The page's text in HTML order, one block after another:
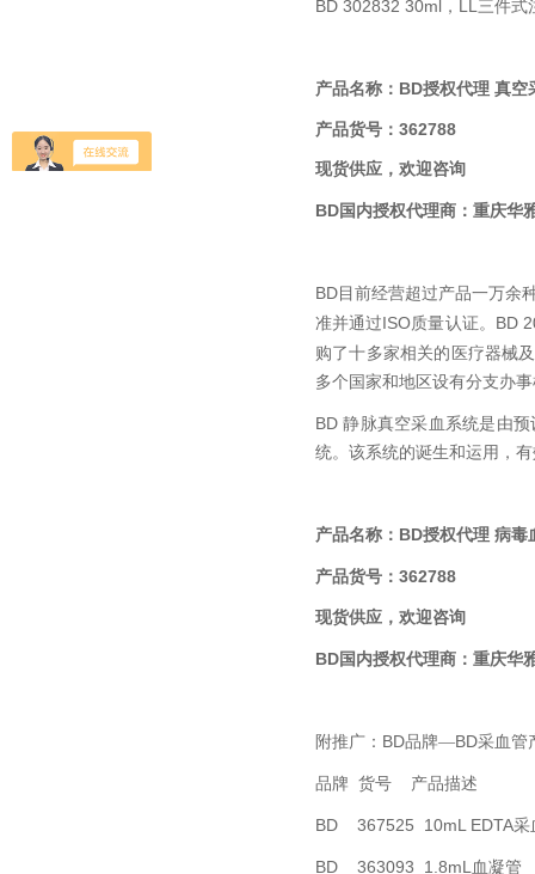
BD 302832 30ml ， 三件式
产品名称： BD授权代理 真空
产品货号：362788
现货供应，欢迎咨询
BD国内授权代理商： 重庆华
BD 目前经营超过产品一万余
准并通过ISO质量认证。 BD
购了十多家相关的医疗器械
多个国家和地区设有分支办
BD静脉真空采血系统是由
统。该系统的诞生和运用，
产品名称： BD授权代理 病毒
产品货号： 362788
现货供应，欢迎咨询
BD国内授权代理商： 重庆华
附推广： BD品牌—BD采血管
品牌 货号 产品描述
BD 367525 10mL EDTA采
BD 363093 1.8mL 血凝管